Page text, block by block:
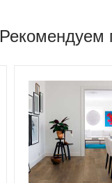
Рекомендуем